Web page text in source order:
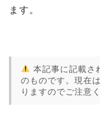
ます。
本記事に記載さ
のものです。現在
りますのでご注意